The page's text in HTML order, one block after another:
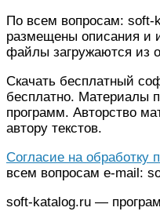
По всем вопросам: soft-
размещены описания и
файлы загружаются из
Скачать бесплатный
бесплатно. Материалы
программ. Авторство
автору текстов.
Согласие на обработку
всем вопросам e-mail:
soft-katalog.ru —